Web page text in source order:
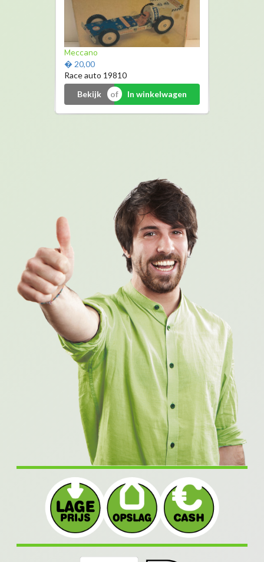
Smoothie maker
� 34,99
Mr magic
Bekijk
In winkelwagen
Meccano
� 20,00
Race auto 19810
Bekijk
In winkelwagen